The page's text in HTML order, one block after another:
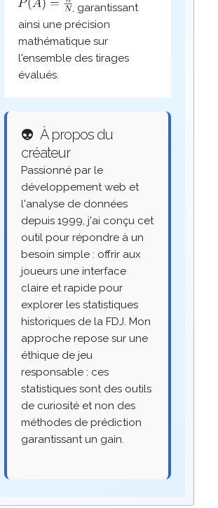
, garantissant
ainsi une précision
mathématique sur
l'ensemble des tirages
évalués.
👽 À propos du
créateur
Passionné par le
développement web et
l'analyse de données
depuis 1999, j'ai conçu cet
outil pour répondre à un
besoin simple : offrir aux
joueurs une interface
claire et rapide pour
explorer les statistiques
historiques de la FDJ. Mon
approche repose sur une
éthique de jeu
responsable : ces
statistiques sont des outils
de curiosité et non des
méthodes de prédiction
garantissant un gain.